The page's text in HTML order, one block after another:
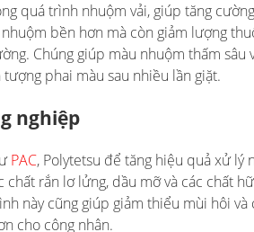
quá trình nhuộm vải, giúp tăng
bền hơn mà còn giảm lượng
Chúng giúp màu nhuộm thấm sâu
phai màu sau nhiều lần giặt.
nghiệp
PAC, Polytetsu để tăng hiệu quả xử lý
rắn lơ lửng, dầu mỡ và các chất
này cũng giúp giảm thiểu mùi hôi và
cho công nhân.